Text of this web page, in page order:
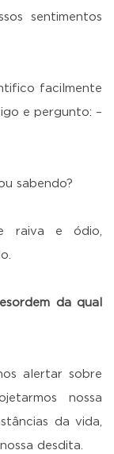
sentimentos
facilmente
e pergunto: –
sabendo?
raiva e ódio,
da qual
alertar sobre
nossa
da vida,
desdita.